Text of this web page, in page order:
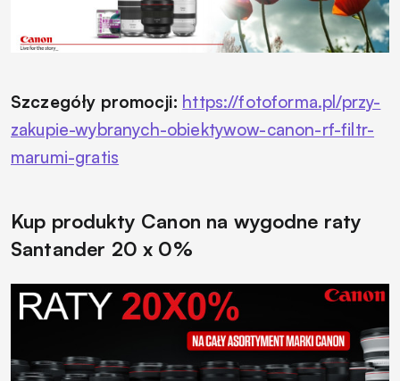
Szczegóły promocji: https://fotoforma.pl/przy-
zakupie-wybranych-obiektywow-canon-rf-filtr-
marumi-gratis
Kup produkty Canon na wygodne raty
Santander 20 x 0%